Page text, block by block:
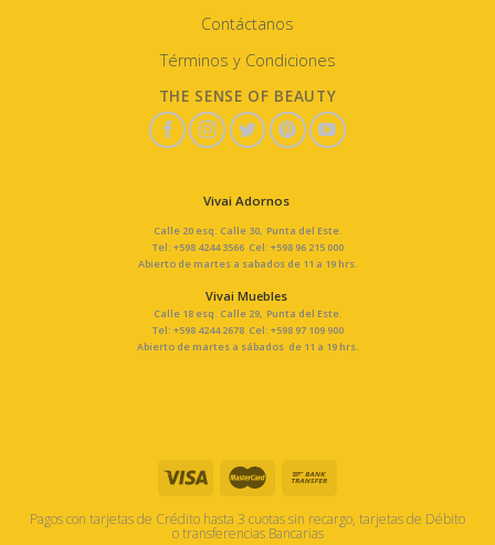
Contáctanos
Términos y Condiciones
THE SENSE OF BEAUTY
Vivai Adornos
Calle 20 esq. Calle 30, Punta del Este.
Tel: +598 4244 3566 Cel: +598 96 215 000
Abierto de martes a sabados de 11 a 19 hrs.
Vivai Muebles
Calle 18 esq. Calle 29, Punta del Este.
Tel: +598 4244 2678 Cel: +598 97 109 900
Abierto de martes a sábados de 11 a 19 hrs.
Pagos con tarjetas de Crédito hasta 3 cuotas sin recargo, tarjetas de Débito
o transferencias Bancarias